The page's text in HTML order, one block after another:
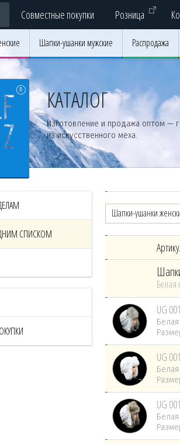
КАТАЛОГ
Изготовление и продажа оптом —
из искусственного меха.
Совместные покупки Розница
Шапки-ушанки мужские Распродажа
СПИСКОМ
Белая
UG
UG
UG